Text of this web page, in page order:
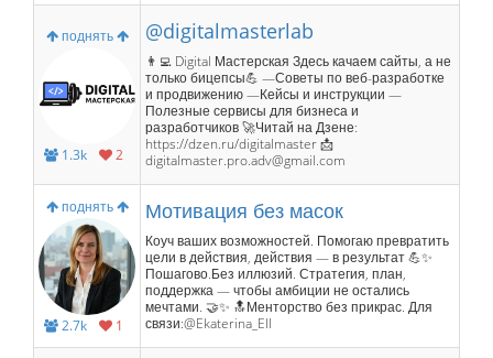
поднять
1.3k 2
@digitalmasterlab
👨‍💻 Digital Мастерская Здесь качаем сайты, а не
только бицепсы💪 —Советы по веб-разработке
и продвижению —Кейсы и инструкции —
Полезные сервисы для бизнеса и
разработчиков 🚀Читай на Дзене:
https://dzen.ru/digitalmaster 📩
digitalmaster.pro.adv@gmail.com
поднять
2.7k 1
Мотивация без масок
Коуч ваших возможностей. Помогаю превратить
цели в действия, действия — в результат 💪✨
Пошагово.Без иллюзий. Стратегия, план,
поддержка — чтобы амбиции не остались
мечтами. 🤝✨ 🔝Менторство без прикрас. Для
связи:@Ekaterina_EII